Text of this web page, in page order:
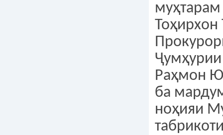
Тоҳирхон
Раҳмон
ба
ноҳияи